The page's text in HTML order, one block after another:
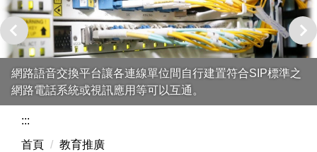
網路語音交換平台讓各連線單位間自行建置符合SIP標準之
網路電話系統或視訊應用等可以互通。
:::
首頁
教育推廣